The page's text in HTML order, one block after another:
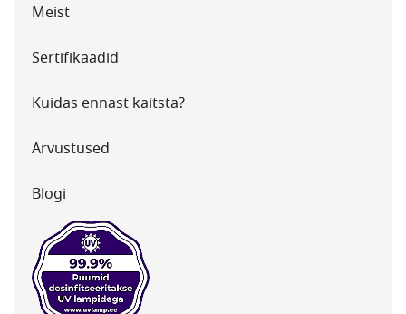
Meist
Sertifikaadid
Kuidas ennast kaitsta?
Arvustused
Blogi